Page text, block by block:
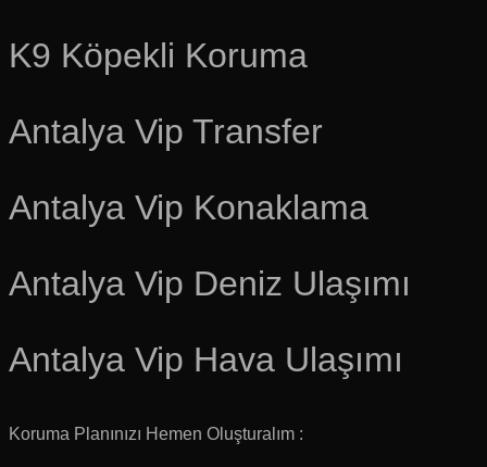
K9 Köpekli Koruma
Antalya Vip Transfer
Antalya Vip Konaklama
Antalya Vip Deniz Ulaşımı
Antalya Vip Hava Ulaşımı
Koruma Planınızı Hemen Oluşturalım :